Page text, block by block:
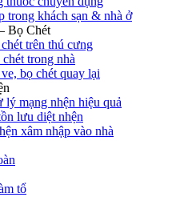
trong khách sạn & nhà ở
Bọ Chét
trên thú cưng
trong nhà
bọ chét quay lại
mạng nhện hiệu quả
lưu diệt nhện
xâm nhập vào nhà
tổ